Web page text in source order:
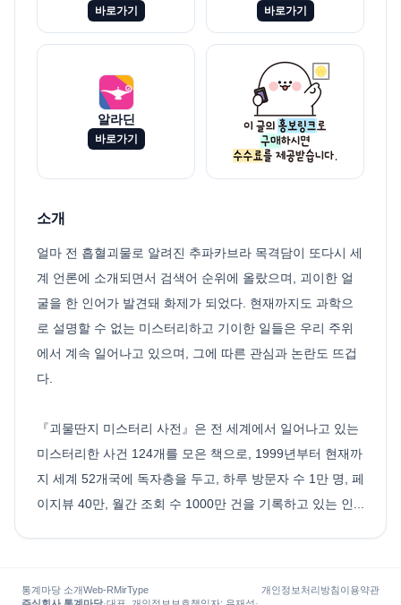
바로가기 바로가기
알라딘
바로가기
소개
얼마 전 흡혈괴물로 알려진 추파카브라 목격담이 또다시 세
계 언론에 소개되면서 검색어 순위에 올랐으며, 괴이한 얼
굴을 한 인어가 발견돼 화제가 되었다. 현재까지도 과학으
로 설명할 수 없는 미스터리하고 기이한 일들은 우리 주위
에서 계속 일어나고 있으며, 그에 따른 관심과 논란도 뜨겁
다.
『괴물딴지 미스터리 사전』은 전 세계에서 일어나고 있는
미스터리한 사건 124개를 모은 책으로, 1999년부터 현재까
지 세계 52개국에 독자층을 두고, 하루 방문자 수 1만 명, 페
이지뷰 40만, 월간 조회 수 1000만 건을 기록하고 있는 인...
통계마당 소개Web-RMirType 개인정보처리방침 이용약관